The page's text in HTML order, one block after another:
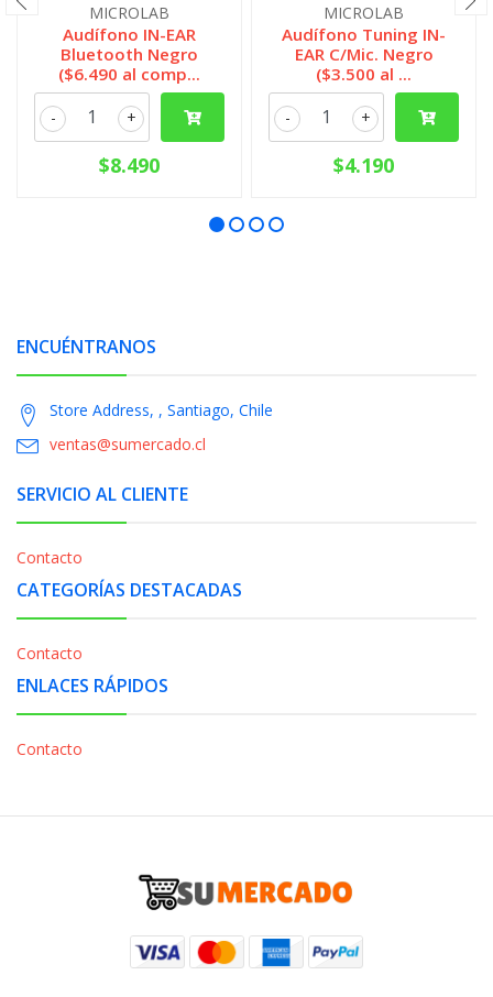
MICROLAB
Audífono IN-EAR
Bluetooth Negro
($6.490 al comp...
+
-
$8.490
MICROLAB
Audífono Tuning IN-
EAR C/Mic. Negro
($3.500 al ...
+
-
$4.190
ENCUÉNTRANOS
Store Address, , Santiago, Chile
ventas@sumercado.cl
SERVICIO AL CLIENTE
Contacto
CATEGORÍAS DESTACADAS
Contacto
ENLACES RÁPIDOS
Contacto